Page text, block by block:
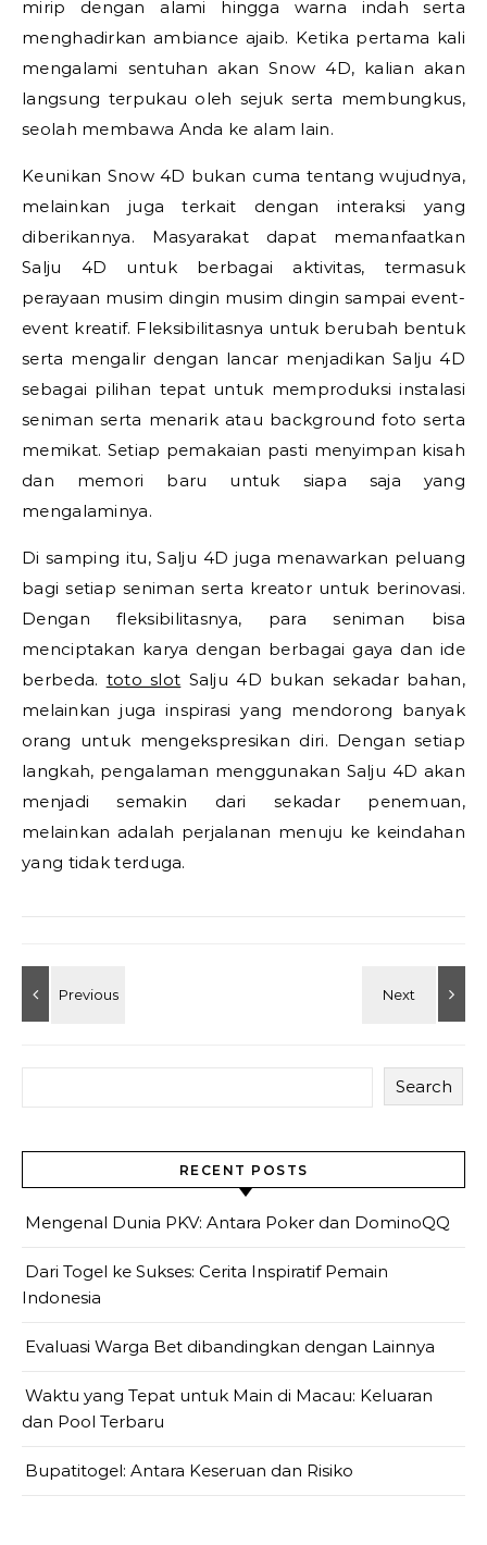
mirip dengan alami hingga warna indah serta
menghadirkan ambiance ajaib. Ketika pertama kali
mengalami sentuhan akan Snow 4D, kalian akan
langsung terpukau oleh sejuk serta membungkus,
seolah membawa Anda ke alam lain.
Keunikan Snow 4D bukan cuma tentang wujudnya,
melainkan juga terkait dengan interaksi yang
diberikannya. Masyarakat dapat memanfaatkan
Salju 4D untuk berbagai aktivitas, termasuk
perayaan musim dingin musim dingin sampai event-
event kreatif. Fleksibilitasnya untuk berubah bentuk
serta mengalir dengan lancar menjadikan Salju 4D
sebagai pilihan tepat untuk memproduksi instalasi
seniman serta menarik atau background foto serta
memikat. Setiap pemakaian pasti menyimpan kisah
dan memori baru untuk siapa saja yang
mengalaminya.
Di samping itu, Salju 4D juga menawarkan peluang
bagi setiap seniman serta kreator untuk berinovasi.
Dengan fleksibilitasnya, para seniman bisa
menciptakan karya dengan berbagai gaya dan ide
berbeda. toto slot Salju 4D bukan sekadar bahan,
melainkan juga inspirasi yang mendorong banyak
orang untuk mengekspresikan diri. Dengan setiap
langkah, pengalaman menggunakan Salju 4D akan
menjadi semakin dari sekadar penemuan,
melainkan adalah perjalanan menuju ke keindahan
yang tidak terduga.
Search
RECENT POSTS
Mengenal Dunia PKV: Antara Poker dan DominoQQ
Dari Togel ke Sukses: Cerita Inspiratif Pemain
Indonesia
Evaluasi Warga Bet dibandingkan dengan Lainnya
Waktu yang Tepat untuk Main di Macau: Keluaran
dan Pool Terbaru
Bupatitogel: Antara Keseruan dan Risiko